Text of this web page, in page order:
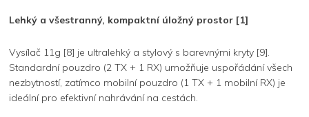
Lehký a všestranný, kompaktní úložný prostor [1]
Vysílač 11g [8] je ultralehký a stylový s barevnými kryty [9].
Standardní pouzdro (2 TX + 1 RX) umožňuje uspořádání všech
nezbytností, zatímco mobilní pouzdro (1 TX + 1 mobilní RX) je
ideální pro efektivní nahrávání na cestách.